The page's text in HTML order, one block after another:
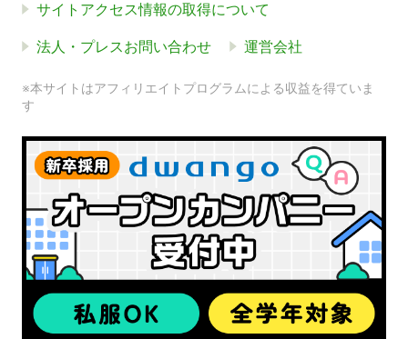
サイトアクセス情報の取得について
法人・プレスお問い合わせ 運営会社
※本サイトはアフィリエイトプログラムによる収益を得ていま
す